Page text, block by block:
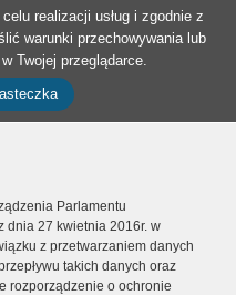
realizacji usług i zgodnie z
warunki przechowywania lub
Twojej przeglądarce.
Parlamentu
dnia 27 kwietnia 2016r. w
z przetwarzaniem danych
takich danych oraz
rozporządzenie o ochronie